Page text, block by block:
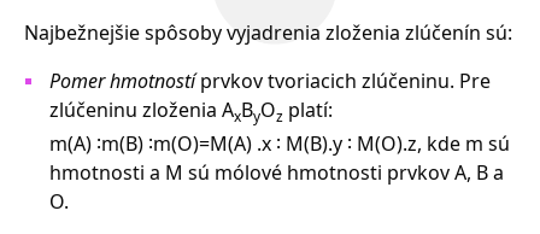
Najbežnejšie spôsoby vyjadrenia zloženia zlúčenín sú:
Pomer hmotnostíprvkov tvoriacich zlúčeninu. Pre
zlúčeninu zloženia AxByOz platí:
m(A) ∶m(B) ∶m(O)=M(A) .x ∶ M(B).y ∶ M(O).z, kde m sú
hmotnosti a M sú mólové hmotnosti prvkov A, B a
O.